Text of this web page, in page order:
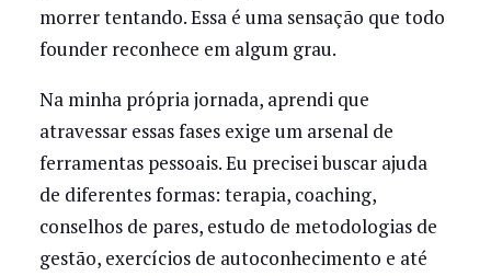
morrer tentando. Essa é uma sensação que todo
founder reconhece em algum grau.
Na minha própria jornada, aprendi que
atravessar essas fases exige um arsenal de
ferramentas pessoais. Eu precisei buscar ajuda
de diferentes formas: terapia, coaching,
conselhos de pares, estudo de metodologias de
gestão, exercícios de autoconhecimento e até